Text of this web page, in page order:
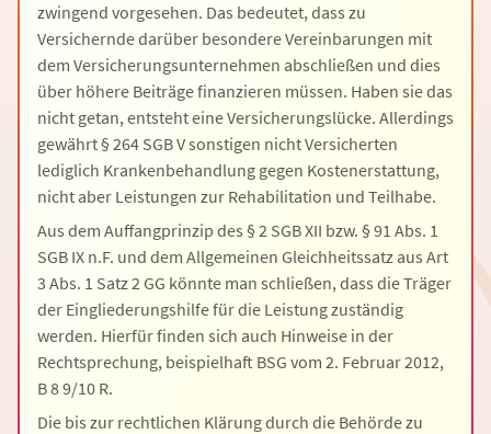
zwingend vorgesehen. Das bedeutet, dass zu
Versichernde darüber besondere Vereinbarungen mit
dem Versicherungsunternehmen abschließen und dies
über höhere Beiträge finanzieren müssen. Haben sie das
nicht getan, entsteht eine Versicherungslücke. Allerdings
gewährt § 264 SGB V sonstigen nicht Versicherten
lediglich Krankenbehandlung gegen Kostenerstattung,
nicht aber Leistungen zur Rehabilitation und Teilhabe.
Aus dem Auffangprinzip des § 2 SGB XII bzw. § 91 Abs. 1
SGB IX n.F. und dem Allgemeinen Gleichheitssatz aus Art
3 Abs. 1 Satz 2 GG könnte man schließen, dass die Träger
der Eingliederungshilfe für die Leistung zuständig
werden. Hierfür finden sich auch Hinweise in der
Rechtsprechung, beispielhaft BSG vom 2. Februar 2012,
B 8 9/10 R.
Die bis zur rechtlichen Klärung durch die Behörde zu